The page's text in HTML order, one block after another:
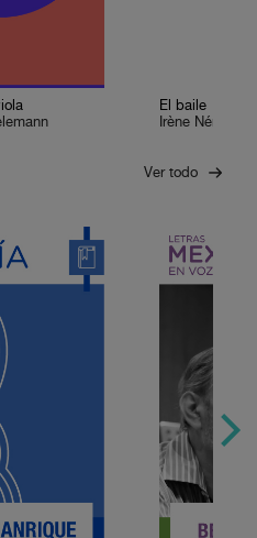
El baile
Irène
Ver todo